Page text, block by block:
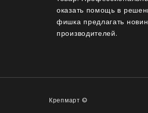
оказать помощь в
фишка предлагать
производителей.
Крепмарт ©